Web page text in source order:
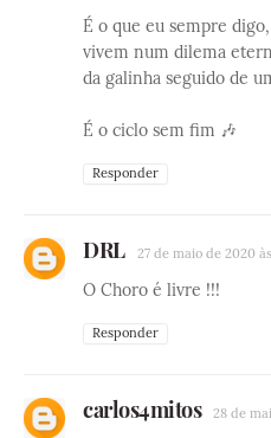
É o que eu sempre
vivem num dilema
da galinha seguido de
É o ciclo sem fim 🎶
Responder
DRL 27 de maio de 2020
O Choro é livre !!!
Responder
carlos4mitos 28 de